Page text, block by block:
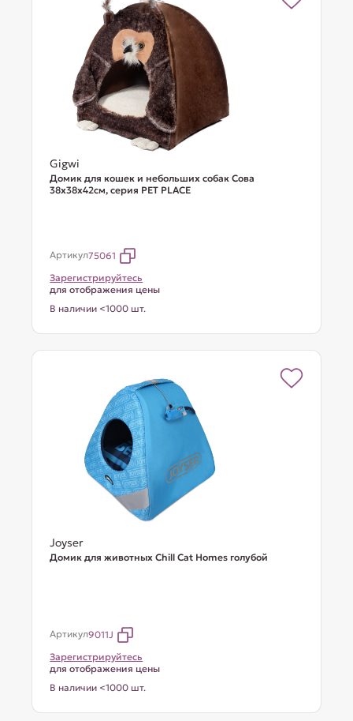
Gigwi
Домик для кошек и небольших собак Сова
38x38x42см, серия PET PLACE
Артикул75061
Зарегистрируйтесь
для отображения цены
В наличии <1000 шт.
Joyser
Домик для животных Chill Cat Homes голубой
Артикул9011J
Зарегистрируйтесь
для отображения цены
В наличии <1000 шт.